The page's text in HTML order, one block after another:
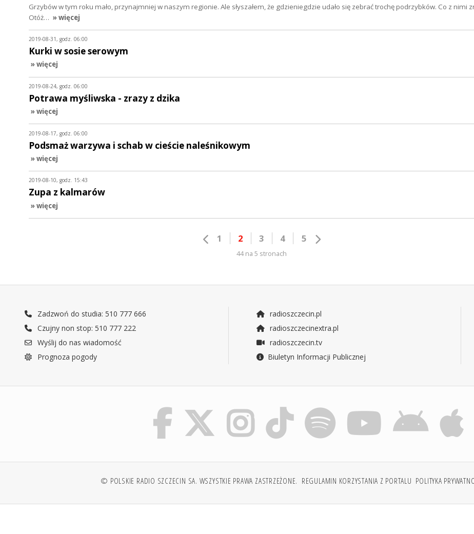
Grzybów w tym roku mało, przynajmniej w naszym regionie. Ale słyszałem, że gdzieniegdzie udało się zebrać trochę podrzybków. Co z nimi
Otóż… » więcej
2019-08-31, godz. 06:00
Kurki w sosie serowym
» więcej
2019-08-24, godz. 06:00
Potrawa myśliwska - zrazy z dzika
» więcej
2019-08-17, godz. 06:00
Podsmaż warzywa i schab w cieście naleśnikowym
» więcej
2019-08-10, godz. 15:43
Zupa z kalmarów
» więcej
1 2 3 4 5
44 na 5 stronach
Zadzwoń do studia: 510 777 666
Czujny non stop: 510 777 222
Wyślij do nas wiadomość
Prognoza pogody
radioszczecin.pl
radioszczecinextra.pl
radioszczecin.tv
Biuletyn Informacji Publicznej
© POLSKIE RADIO SZCZECIN SA. WSZYSTKIE PRAWA ZASTRZEŻONE. REGULAMIN KORZYSTANIA Z PORTALU POLITYKA